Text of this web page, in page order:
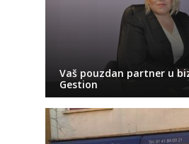
Vaš pouzdan partner u
Gestion